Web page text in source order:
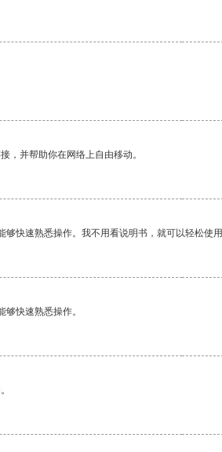
，并帮助你在网络上自由移动。
快速熟悉操作。我不用看说明书，就可以轻松使用
快速熟悉操作。